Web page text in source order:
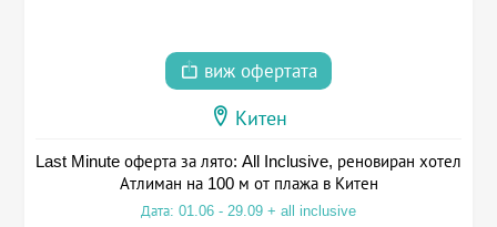
виж офертата
Китен
Last Minute оферта за лято: All Inclusive, реновиран хотел
Атлиман на 100 м от плажа в Китен
Дата: 01.06 - 29.09 + all inclusive